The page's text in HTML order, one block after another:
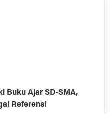
Buku Ajar SD-SMA,
Referensi